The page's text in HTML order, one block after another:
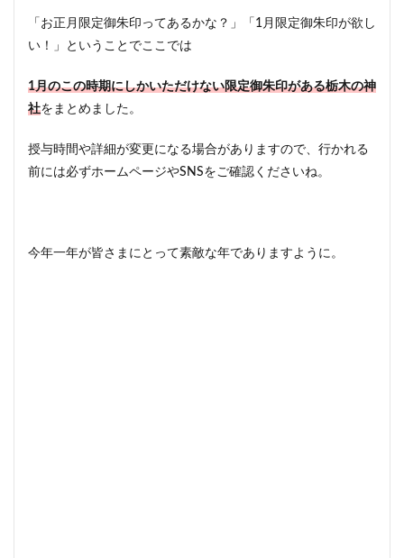
「お正月限定御朱印ってあるかな？」「1月限定御朱印が欲し
い！」ということでここでは
1月のこの時期にしかいただけない限定御朱印がある栃木の神
社をまとめました。
授与時間や詳細が変更になる場合がありますので、行かれる
前には必ずホームページやSNSをご確認くださいね。
今年一年が皆さまにとって素敵な年でありますように。